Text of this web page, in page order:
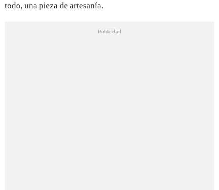
todo, una pieza de artesanía.